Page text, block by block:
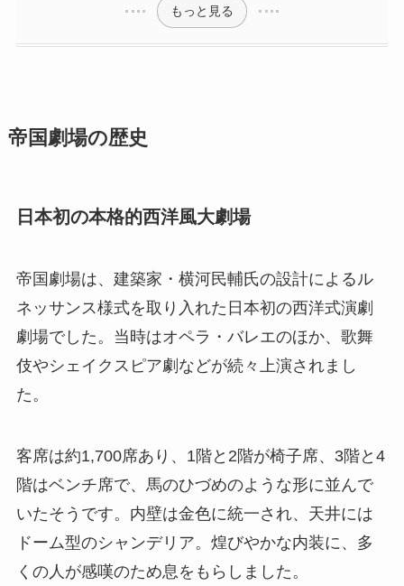
もっと見る
帝国劇場の歴史
日本初の本格的西洋風大劇場
帝国劇場は、建築家・横河民輔氏の設計によるル
ネッサンス様式を取り入れた日本初の西洋式演劇
劇場でした。当時はオペラ・バレエのほか、歌舞
伎やシェイクスピア劇などが続々上演されまし
た。
客席は約1,700席あり、1階と2階が椅子席、3階と4
階はベンチ席で、馬のひづめのような形に並んで
いたそうです。内壁は金色に統一され、天井には
ドーム型のシャンデリア。煌びやかな内装に、多
くの人が感嘆のため息をもらしました。